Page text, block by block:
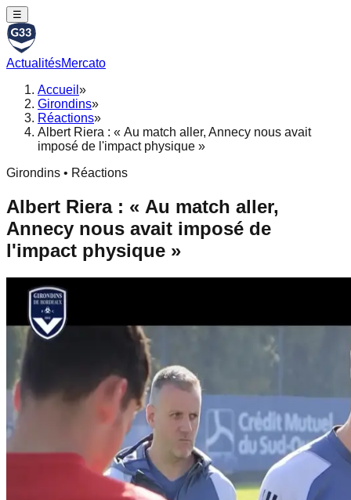
☰
ActualitésMercato
Accueil »
Girondins»
Réactions»
Albert Riera : « Au match aller, Annecy nous avait
imposé de l'impact physique »
Girondins • Réactions
Albert Riera : « Au match aller,
Annecy nous avait imposé de
l'impact physique »